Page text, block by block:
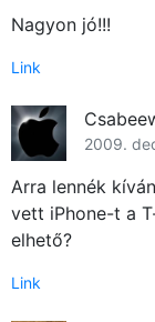
Nagyon jó!!!
Link
2009.
Arra lennék
vett iPhone-t a
elhető?
Link